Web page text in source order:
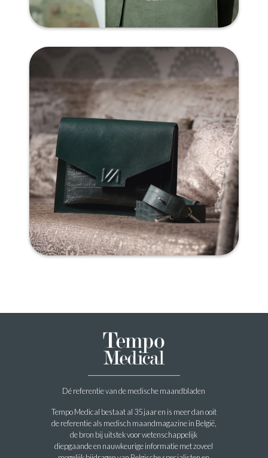
Dé referentie van de medische maandbladen
Tempo Medical bestaat al 35 jaar en is meer dan ooit
de referentie als medisch maandmagazine in België,
de bron bij uitstek voor wetenschappelijk
diepgaande en nauwkeurige informatie met zoveel